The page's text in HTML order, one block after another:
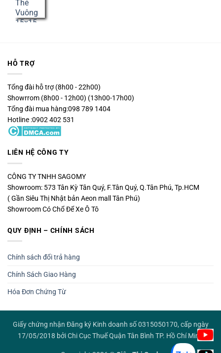
HỖ TRỢ
Tổng đài hỗ trợ (8h00 - 22h00)
Showrrom (8h00 - 12h00) (13h00-17h00)
Tổng đài mua hàng:098 789 1404
Hotline :0902 402 531
LIÊN HỆ CÔNG TY
CÔNG TY TNHH SAGOMY
Showroom: 573 Tân Kỳ Tân Quý, F.Tân Quý, Q.Tân Phú, Tp.HCM
( Gần Siêu Thị Nhật bản Aeon mall Tân Phú)
Showroom Có Chổ Để Xe Ô Tô
QUY ĐỊNH – CHÍNH SÁCH
Chính sách đổi trả hàng
Chính Sách Giao Hàng
Hóa Đơn Chứng Từ
Giấy chứng nhận Đăng ký Kinh doanh số 0315050170, cấp ngày
17/05/2018 bởi Chi Cục Thuế Quận Tân Bình TP. Hồ Chí Minh